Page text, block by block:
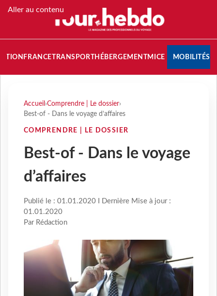
Aller au contenu
FRANCETRANSPORT HÉBERGEMENTMICE MOBILITÉS
Accueil ›Comprendre | Le dossier›
Best-of - Dans le voyage d’affaires
COMPRENDRE | LE DOSSIER
Best-of - Dans le voyage
d’affaires
Publié le : 01.01.2020 I Dernière Mise à jour :
01.01.2020
Par Rédaction